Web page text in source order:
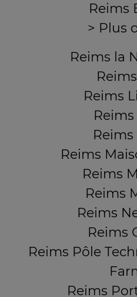
Reims
> Plus
Reims la
Reims
Reims
Reims
Reims
Reims
Reims
Reims Pôle
Reims